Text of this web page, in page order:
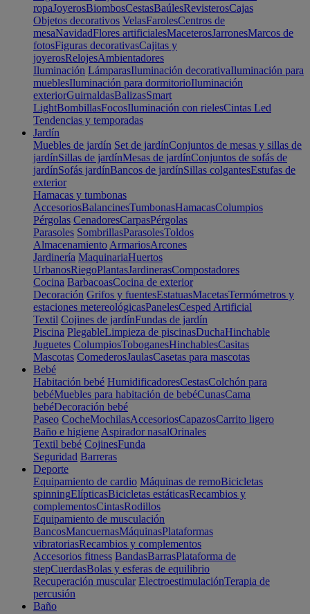
ropaJoyerosBiombosCestasBaúlesRevisterosCajas
Objetos decorativos VelasFarolesCentros de
mesaNavidadFlores artificialesMaceterosJarronesMarcos de
fotosFiguras decorativasCajitas y
joyerosRelojesAmbientadores
Iluminación LámparasIluminación decorativaIluminación para
mueblesIluminación para dormitorioIluminación
exteriorGuirnaldasBalizasSmart
LightBombillasFocosIluminación con rielesCintas Led
Tendencias y temporadas
Jardín
Muebles de jardín Set de jardínConjuntos de mesas y sillas de
jardínSillas de jardínMesas de jardínConjuntos de sofás de
jardínSofás jardínBancos de jardínSillas colgantesEstufas de
exterior
Hamacas y tumbonas
AccesoriosBalancinesTumbonasHamacasColumpios
Pérgolas CenadoresCarpasPérgolas
Parasoles SombrillasParasolesToldos
Almacenamiento ArmariosArcones
Jardinería MaquinariaHuertos
UrbanosRiegoPlantasJardinerasCompostadores
Cocina BarbacoasCocina de exterior
Decoración Grifos y fuentesEstatuasMacetasTermómetros y
estaciones metereológicasPanelesCesped Artificial
Textil Cojines de jardínFundas de jardín
Piscina PlegableLimpieza de piscinasDuchaHinchable
Juguetes ColumpiosToboganesHinchablesCasitas
Mascotas ComederosJaulasCasetas para mascotas
Bebé
Habitación bebé HumidificadoresCestasColchón para
bebéMuebles para habitación de bebéCunasCama
bebéDecoración bebé
Paseo CocheMochilasAccesoriosCapazosCarrito ligero
Baño e higiene Aspirador nasalOrinales
Textil bebé CojinesFunda
Seguridad Barreras
Deporte
Equipamiento de cardio Máquinas de remoBicicletas
spinningElípticasBicicletas estáticasRecambios y
complementosCintasRodillos
Equipamiento de musculación
BancosMancuernasMáquinasPlataformas
vibratoriasRecambios y complementos
Accesorios fitness BandasBarrasPlataforma de
stepCuerdasBolas y esferas de equilibrio
Recuperación muscular ElectroestimulaciónTerapia de
percusión
Baño